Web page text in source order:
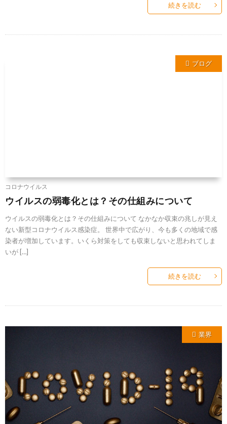
続きを読む
ブログ
コロナウイルス
ウイルスの弱毒化とは？その仕組みについて
ウイルスの弱毒化とは？その仕組みについて なかなか収束の兆しが見え
ない新型コロナウイルス感染症。 世界中で広がり、今も多くの地域で感
染者が増加しています。いくら対策をしても収束しないと思われてしま
いが […]
続きを読む
業界